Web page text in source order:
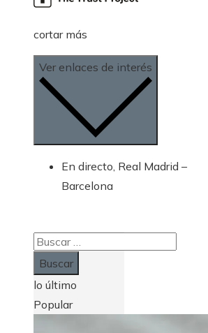
cortar más
Ver enlaces de interés
En directo, Real Madrid –
Barcelona
Buscar:
lo último
Popular